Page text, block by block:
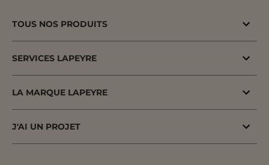
TOUS NOS PRODUITS
Cuisine & Electroménager
Salle de bains & WC
Escalier, Rampe & Main-courante
SERVICES LAPEYRE
Conseil à domicile
Conseil en magasin
LA MARQUE LAPEYRE
J'AI UN PROJET